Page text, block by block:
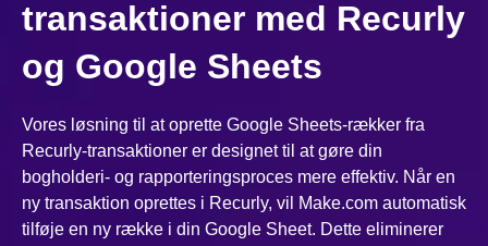
transaktioner med Recurly
og Google Sheets
Vores løsning til at oprette Google Sheets-rækker fra
Recurly-transaktioner er designet til at gøre din
bogholderi- og rapporteringsproces mere effektiv. Når en
ny transaktion oprettes i Recurly, vil Make.com automatisk
tilføje en ny række i din Google Sheet. Dette eliminerer